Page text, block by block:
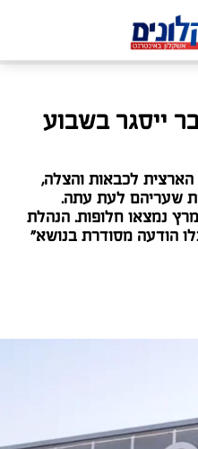
ייסגר בשבוע
לכבאות והצלה,
את שעריהם לעת עתה.
נמצאו חלופות. הנהלת
הודעה מסודרת בנושא"